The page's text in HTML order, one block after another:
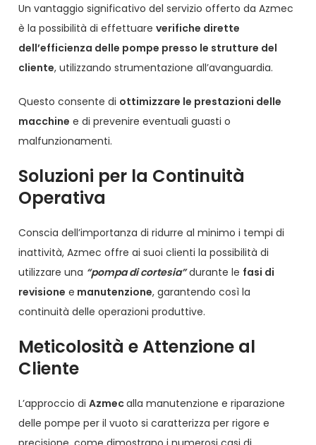
Un vantaggio significativo del servizio offerto da Azmec
è la possibilità di effettuareverifiche dirette
dell’efficienza delle pompe presso le strutture del
cliente, utilizzando strumentazione all’avanguardia.
Questo consente di ottimizzare le prestazioni delle
macchine e di prevenire eventuali guasti o
malfunzionamenti.
Soluzioni per la Continuità
Operativa
Conscia dell’importanza di ridurre al minimo i tempi di
inattività, Azmec offre ai suoi clienti la possibilità di
utilizzare una “pompa di cortesia”durante le fasi di
revisione e manutenzione, garantendo così la
continuità delle operazioni produttive.
Meticolosità e Attenzione al
Cliente
L’approccio diAzmecalla manutenzione e riparazione
delle pompe per il vuoto si caratterizza per rigore e